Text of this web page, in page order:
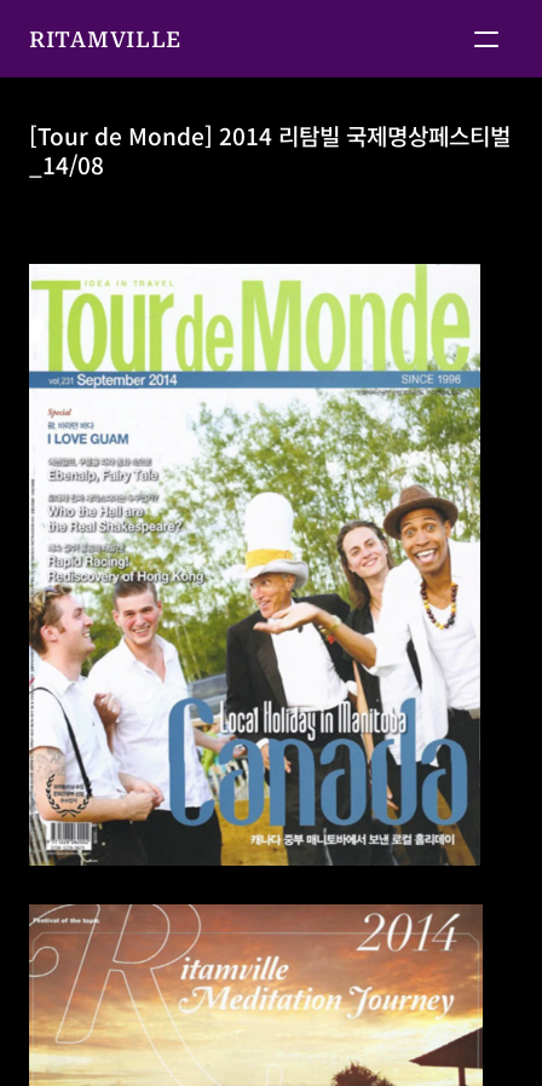
RITAMVILLE
[Tour de Monde] 2014 리탐빌 국제명상페스티벌
_14/08